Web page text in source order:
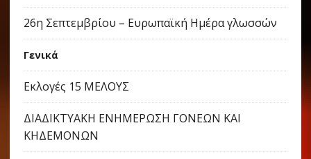
26η Σεπτεμβρίου – Ευρωπαϊκή Ημέρα γλωσσών
Γενικά
Εκλογές 15 ΜΕΛΟΥΣ
ΔΙΑΔΙΚΤΥΑΚΗ ΕΝΗΜΕΡΩΣΗ ΓΟΝΕΩΝ ΚΑΙ
ΚΗΔΕΜΟΝΩΝ